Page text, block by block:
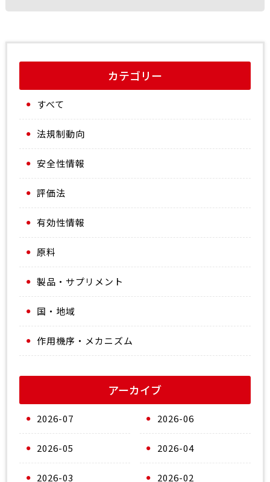
カテゴリー
すべて
法規制動向
安全性情報
評価法
有効性情報
原料
製品・サプリメント
国・地域
作用機序・メカニズム
アーカイブ
2026-07 2026-06
2026-05 2026-04
2026-03 2026-02